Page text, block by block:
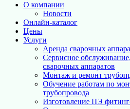
О компании
Новости
Онлайн-каталог
Цены
Услуги
Аренда сварочных
Сервисное
сварочных аппаратов
Монтаж и ремонт
Обучение работам по
трубопровода
Изготовление ПЭ